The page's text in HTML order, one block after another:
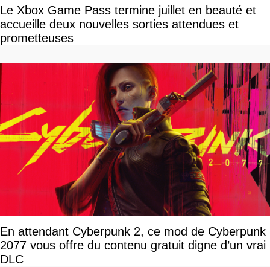
Le Xbox Game Pass termine juillet en beauté et
accueille deux nouvelles sorties attendues et
prometteuses
En attendant Cyberpunk 2, ce mod de Cyberpunk
2077 vous offre du contenu gratuit digne d’un vrai
DLC